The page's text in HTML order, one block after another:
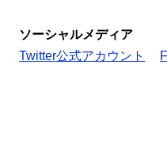
ソーシャルメディア
Twitter公式アカウント